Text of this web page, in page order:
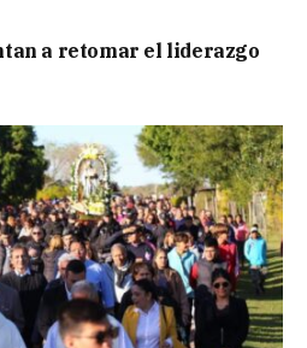
a retomar el liderazgo